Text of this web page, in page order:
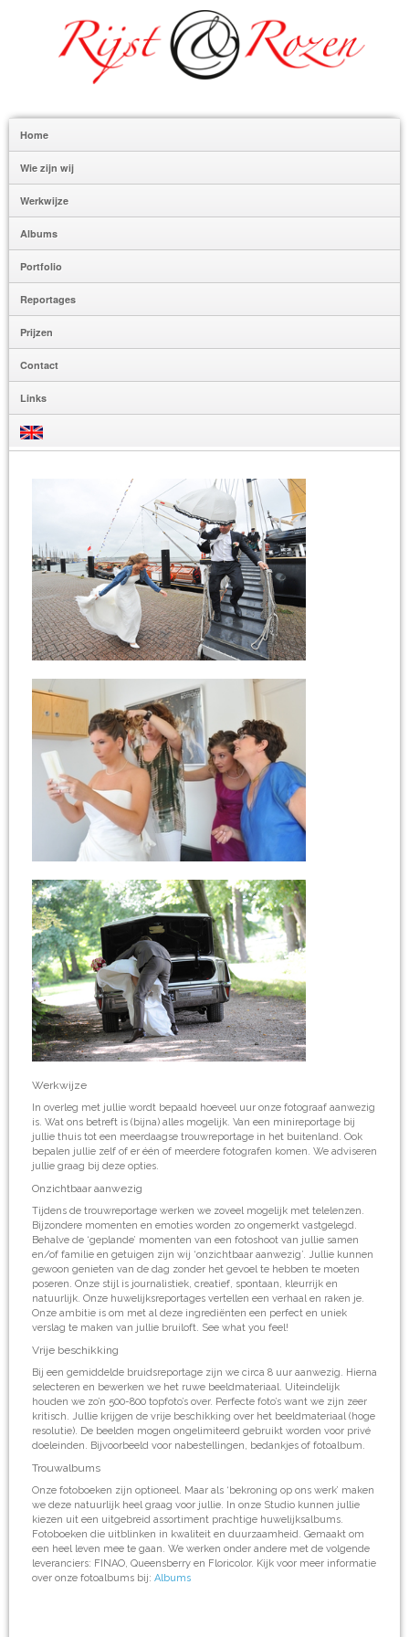
Home
Wie zijn wij
Werkwijze
Albums
Portfolio
Reportages
Prijzen
Contact
Links
Werkwijze
In overleg met jullie wordt bepaald hoeveel uur onze fotograaf aanwezig
is. Wat ons betreft is (bijna) alles mogelijk. Van een minireportage bij
jullie thuis tot een meerdaagse trouwreportage in het buitenland. Ook
bepalen jullie zelf of er één of meerdere fotografen komen. We adviseren
jullie graag bij deze opties.
Onzichtbaar aanwezig
Tijdens de trouwreportage werken we zoveel mogelijk met telelenzen.
Bijzondere momenten en emoties worden zo ongemerkt vastgelegd.
Behalve de ‘geplande’ momenten van een fotoshoot van jullie samen
en/of familie en getuigen zijn wij ‘onzichtbaar aanwezig’. Jullie kunnen
gewoon genieten van de dag zonder het gevoel te hebben te moeten
poseren. Onze stijl is journalistiek, creatief, spontaan, kleurrijk en
natuurlijk. Onze huwelijksreportages vertellen een verhaal en raken je.
Onze ambitie is om met al deze ingrediënten een perfect en uniek
verslag te maken van jullie bruiloft. See what you feel!
Vrije beschikking
Bij een gemiddelde bruidsreportage zijn we circa 8 uur aanwezig. Hierna
selecteren en bewerken we het ruwe beeldmateriaal. Uiteindelijk
houden we zo’n 500-800 topfoto’s over. Perfecte foto’s want we zijn zeer
kritisch. Jullie krijgen de vrije beschikking over het beeldmateriaal (hoge
resolutie). De beelden mogen ongelimiteerd gebruikt worden voor privé
doeleinden. Bijvoorbeeld voor nabestellingen, bedankjes of fotoalbum.
Trouwalbums
Onze fotoboeken zijn optioneel. Maar als ‘bekroning op ons werk’ maken
we deze natuurlijk heel graag voor jullie. In onze Studio kunnen jullie
kiezen uit een uitgebreid assortiment prachtige huwelijksalbums.
Fotoboeken die uitblinken in kwaliteit en duurzaamheid. Gemaakt om
een heel leven mee te gaan. We werken onder andere met de volgende
leveranciers: FINAO, Queensberry en Floricolor. Kijk voor meer informatie
over onze fotoalbums bij: Albums